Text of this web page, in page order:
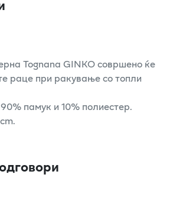
Tognana GINKO совршено ќе
раце при ракување со топли
памук и 10% полиестер.